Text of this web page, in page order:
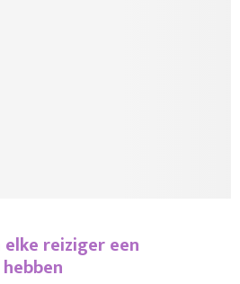
reiziger een